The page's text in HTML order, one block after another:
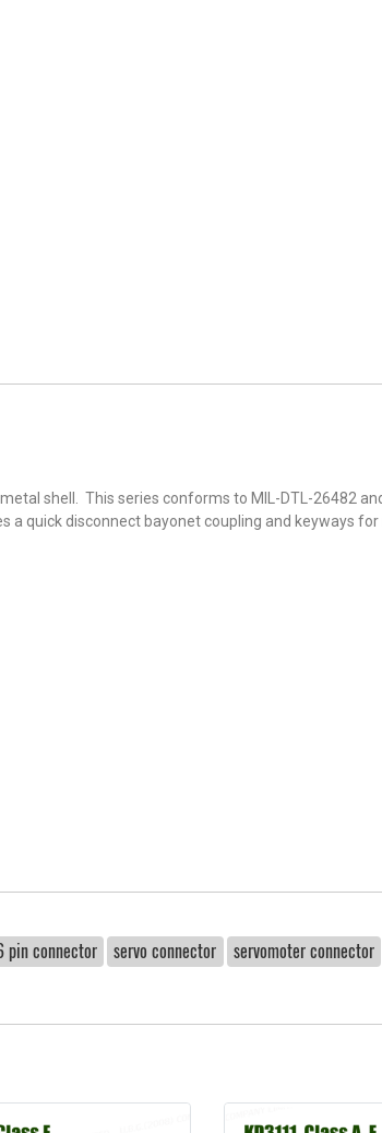
shell. This series conforms to MIL-DTL-26482
quick disconnect bayonet coupling and keyways for
pin connector servo connector servomoter connector